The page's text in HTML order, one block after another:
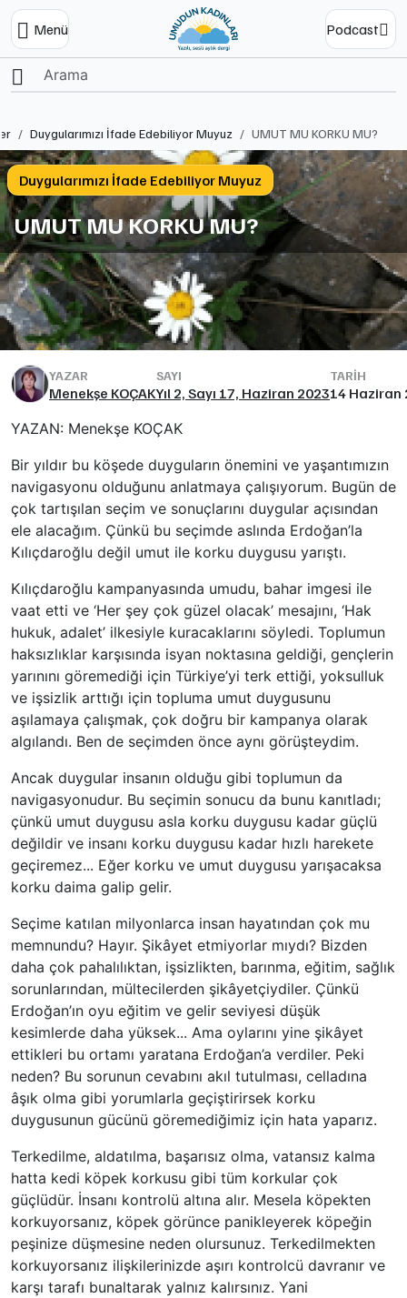
Menü Podcast
Ana Sayfa
Duygularımızı İfade Edebiliyor Muyuz UMUT MU KORKU MU?
Duygularımızı İfade Edebiliyor Muyuz
UMUT MU KORKU MU?
YAZAR
Menekşe KOÇAK
SAYI
Yıl 2, Sayı 17, Haziran 2023
TARIH
14 Haziran
YAZAN: Menekşe KOÇAK
Bir yıldır bu köşede duyguların önemini ve yaşantımızın
navigasyonu olduğunu anlatmaya çalışıyorum. Bugün de
çok tartışılan seçim ve sonuçlarını duygular açısından
ele alacağım. Çünkü bu seçimde aslında Erdoğan’la
Kılıçdaroğlu değil umut ile korku duygusu yarıştı.
Kılıçdaroğlu kampanyasında umudu, bahar imgesi ile
vaat etti ve ‘Her şey çok güzel olacak’ mesajını, ‘Hak
hukuk, adalet’ ilkesiyle kuracaklarını söyledi. Toplumun
haksızlıklar karşısında isyan noktasına geldiği, gençlerin
yarınını göremediği için Türkiye’yi terk ettiği, yoksulluk
ve işsizlik arttığı için topluma umut duygusunu
aşılamaya çalışmak, çok doğru bir kampanya olarak
algılandı. Ben de seçimden önce aynı görüşteydim.
Ancak duygular insanın olduğu gibi toplumun da
navigasyonudur. Bu seçimin sonucu da bunu kanıtladı;
çünkü umut duygusu asla korku duygusu kadar güçlü
değildir ve insanı korku duygusu kadar hızlı harekete
geçiremez... Eğer korku ve umut duygusu yarışacaksa
korku daima galip gelir.
Seçime katılan milyonlarca insan hayatından çok mu
memnundu? Hayır. Şikâyet etmiyorlar mıydı? Bizden
daha çok pahalılıktan, işsizlikten, barınma, eğitim, sağlık
sorunlarından, mültecilerden şikâyetçiydiler. Çünkü
Erdoğan’ın oyu eğitim ve gelir seviyesi düşük
kesimlerde daha yüksek... Ama oylarını yine şikâyet
ettikleri bu ortamı yaratana Erdoğan’a verdiler. Peki
neden? Bu sorunun cevabını akıl tutulması, celladına
âşık olma gibi yorumlarla geçiştirirsek korku
duygusunun gücünü göremediğimiz için hata yaparız.
Terkedilme, aldatılma, başarısız olma, vatansız kalma
hatta kedi köpek korkusu gibi tüm korkular çok
güçlüdür. İnsanı kontrolü altına alır. Mesela köpekten
korkuyorsanız, köpek görünce panikleyerek köpeğin
peşinize düşmesine neden olursunuz. Terkedilmekten
korkuyorsanız ilişkilerinizde aşırı kontrolcü davranır ve
karşı tarafı bunaltarak yalnız kalırsınız. Yani